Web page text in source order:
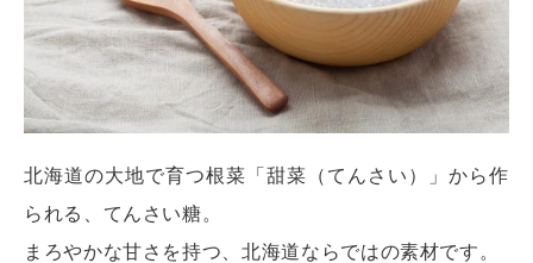
北海道の大地で育つ根菜「甜菜（てんさい）」から作
られる、てんさい糖。
まろやかな甘さを持つ、北海道ならではの素材です。